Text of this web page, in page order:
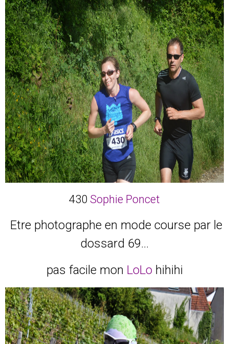
430 Sophie Poncet
Etre photographe en mode course par le
dossard 69...
pas facile mon LoLo hihihi